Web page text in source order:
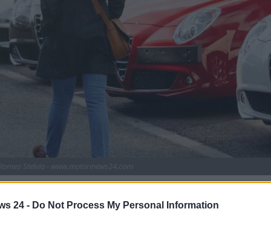
24 - Do Not Process My Personal Information
mercato con una nuova impronta verso
le novità? C’è un’importante indiscrezione
Ecco tutti i dettagli a riguardo.